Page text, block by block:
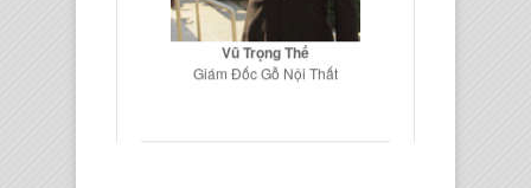
Vũ Trọng Thế
Giám Đốc Gỗ Nội Thất